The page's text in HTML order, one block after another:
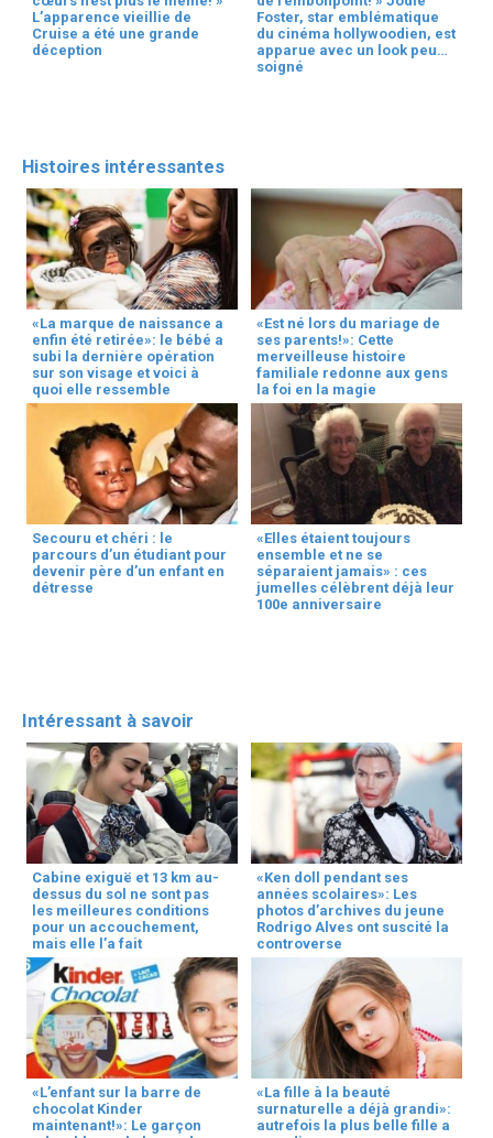
L’apparence vieillie de
Cruise a été une grande
déception
Foster, star emblématique
du cinéma hollywoodien, est
apparue avec un look peu
soigné
Histoires intéressantes
«La marque de naissance a
enfin été retirée»: le bébé a
subi la dernière opération
sur son visage et voici à
quoi elle ressemble
«Est né lors du mariage de
ses parents!»: Cette
merveilleuse histoire
familiale redonne aux gens
la foi en la magie
Secouru et chéri : le
parcours d’un étudiant pour
devenir père d’un enfant en
détresse
«Elles étaient toujours
ensemble et ne se
séparaient jamais» : ces
jumelles célèbrent déjà leur
100e anniversaire
Intéressant à savoir
Cabine exiguë et 13 km au-
dessus du sol ne sont pas
les meilleures conditions
pour un accouchement,
mais elle l’a fait
«Ken doll pendant ses
années scolaires»: Les
photos d’archives du jeune
Rodrigo Alves ont suscité la
controverse
«L’enfant sur la barre de
chocolat Kinder
maintenant!»: Le garçon
«La fille à la beauté
surnaturelle a déjà grandi»:
autrefois la plus belle fille a